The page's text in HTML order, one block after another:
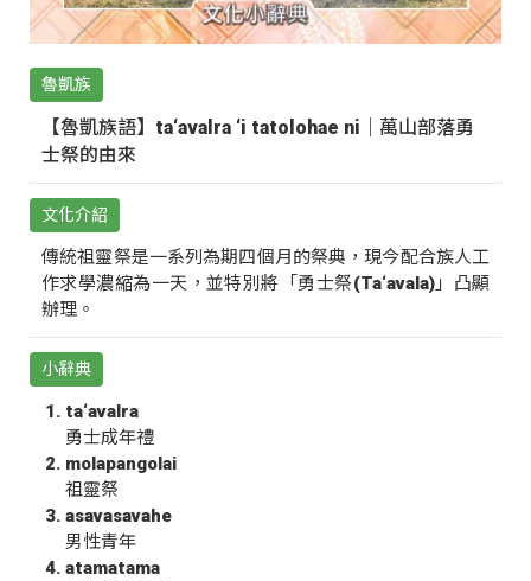
魯凱族
【魯凱族語】ta‘avalra ‘i tatolohae ni｜萬山部落勇
士祭的由來
文化介紹
傳統祖靈祭是一系列為期四個月的祭典，現今配合族人工
作求學濃縮為一天，並特別將「勇士祭(Ta‘avala)」凸顯
辦理。
小辭典
ta‘avalra
勇士成年禮
molapangolai
祖靈祭
asavasavahe
男性青年
atamatama